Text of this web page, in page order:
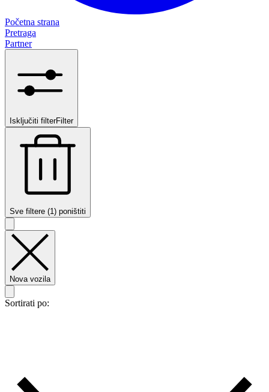
Početna strana
Pretraga
Partner
Isključiti filterFilter
Sve filtere (1) poništiti
Nova vozila
Sortirati po: